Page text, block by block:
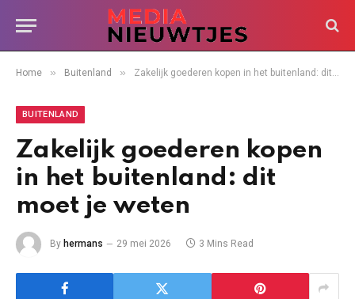
Home » Buitenland » Zakelijk goederen kopen in het buitenland: dit moet je weten
BUITENLAND
Zakelijk goederen kopen
in het buitenland: dit
moet je weten
By hermans 29 mei 2026 3 Mins Read